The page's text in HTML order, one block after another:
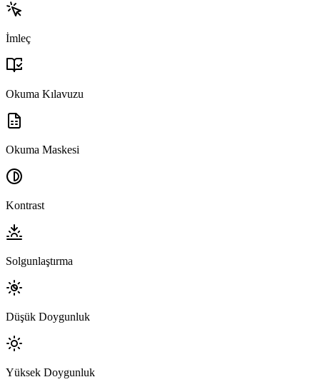
İmleç
Okuma Kılavuzu
Okuma Maskesi
Kontrast
Solgunlaştırma
Düşük Doygunluk
Yüksek Doygunluk